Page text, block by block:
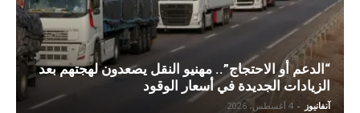
“الدعم أو الاحتجاج”.. مهنيو النقل يصعدون لهجتهم بعد
الزيادات الجديدة في أسعار الوقود
آنفانيوز - 4 أغسطس، 2026